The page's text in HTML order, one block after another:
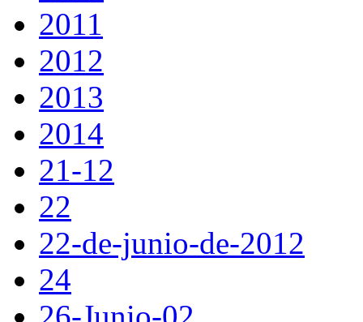
2011
2012
2013
2014
21-12
22
22-de-junio-de-2012
24